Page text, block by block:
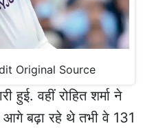
Original Source
हुई. वहीं रोहित शर्मा ने
बढ़ा रहे थे तभी वे 131